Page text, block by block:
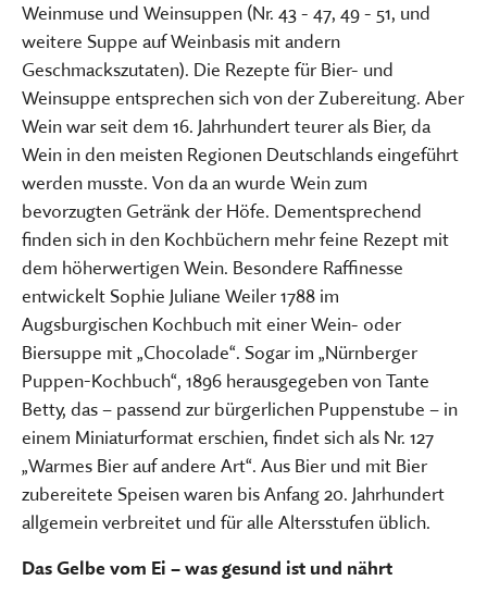
Weinmuse und Weinsuppen (Nr. 43 - 47, 49 - 51, und
weitere Suppe auf Weinbasis mit andern
Geschmackszutaten). Die Rezepte für Bier- und
Weinsuppe entsprechen sich von der Zubereitung. Aber
Wein war seit dem 16. Jahrhundert teurer als Bier, da
Wein in den meisten Regionen Deutschlands eingeführt
werden musste. Von da an wurde Wein zum
bevorzugten Getränk der Höfe. Dementsprechend
finden sich in den Kochbüchern mehr feine Rezept mit
dem höherwertigen Wein. Besondere Raffinesse
entwickelt Sophie Juliane Weiler 1788 im
Augsburgischen Kochbuch mit einer Wein- oder
Biersuppe mit „Chocolade“. Sogar im „Nürnberger
Puppen-Kochbuch“, 1896 herausgegeben von Tante
Betty, das – passend zur bürgerlichen Puppenstube – in
einem Miniaturformat erschien, findet sich als Nr. 127
„Warmes Bier auf andere Art“. Aus Bier und mit Bier
zubereitete Speisen waren bis Anfang 20. Jahrhundert
allgemein verbreitet und für alle Altersstufen üblich.
Das Gelbe vom Ei – was gesund ist und nährt